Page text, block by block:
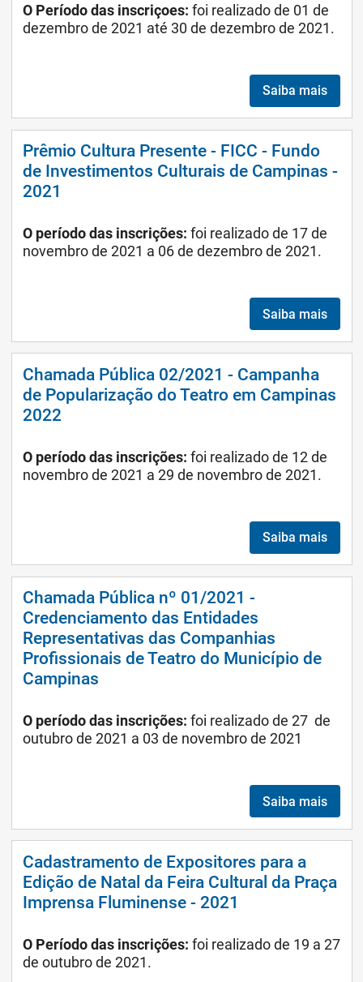
O Período das inscriçoes: foi realizado de 01 de
dezembro de 2021 até 30 de dezembro de 2021.
Saiba mais
Prêmio Cultura Presente - FICC - Fundo
de Investimentos Culturais de Campinas -
2021
O período das inscrições: foi realizado de 17 de
novembro de 2021 a 06 de dezembro de 2021.
Saiba mais
Chamada Pública 02/2021 - Campanha
de Popularização do Teatro em Campinas
2022
O período das inscrições: foi realizado de 12 de
novembro de 2021 a 29 de novembro de 2021.
Saiba mais
Chamada Pública nº 01/2021 -
Credenciamento das Entidades
Representativas das Companhias
Profissionais de Teatro do Município de
Campinas
O período das inscrições: foi realizado de 27 de
outubro de 2021 a 03 de novembro de 2021
Saiba mais
Cadastramento de Expositores para a
Edição de Natal da Feira Cultural da Praça
Imprensa Fluminense - 2021
O Período das inscrições: foi realizado de 19 a 27
de outubro de 2021.